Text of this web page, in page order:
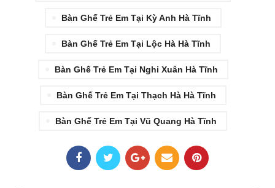
Bàn Ghế Trẻ Em Tại Kỳ Anh Hà Tĩnh
Bàn Ghế Trẻ Em Tại Lộc Hà Hà Tĩnh
Bàn Ghế Trẻ Em Tại Nghi Xuân Hà Tĩnh
Bàn Ghế Trẻ Em Tại Thạch Hà Hà Tĩnh
Bàn Ghế Trẻ Em Tại Vũ Quang Hà Tĩnh